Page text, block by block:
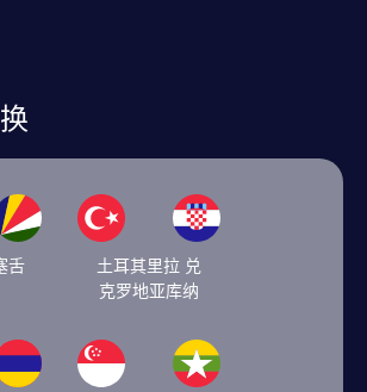
舌
土耳其里拉 兑
克罗地亚库纳